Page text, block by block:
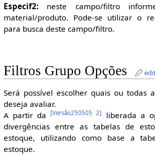
Especif2:neste campo/filtro
material/produto. Pode-se utilizar o
para busca deste campo/filtro.
Filtros Grupo Opções
Será possível escolher quais ou todas
deseja avaliar.
A partir da
[Versão250505 2]
liberada a
divergências entre as tabelas de
estoque, utilizando como base a
estoque.